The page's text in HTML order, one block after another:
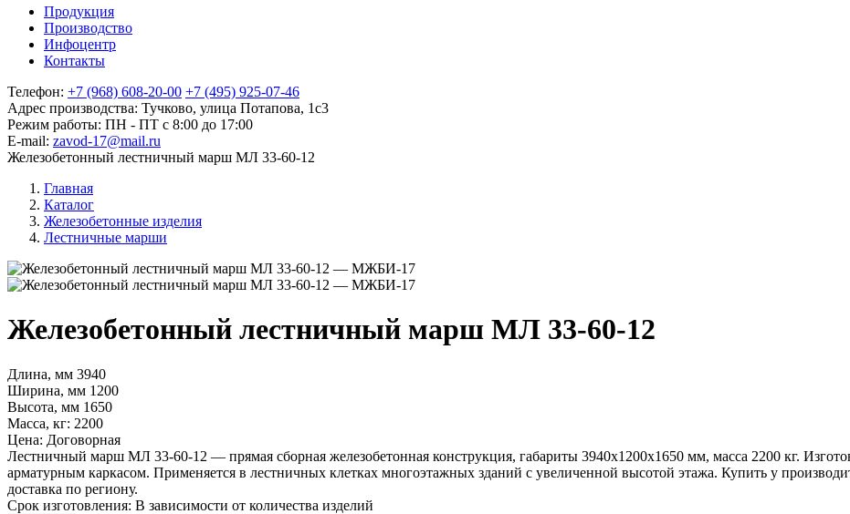
Продукция
Производство
Инфоцентр
Контакты
Телефон: +7 (968) 608-20-00 +7 (495) 925-07-46
Адрес производства: Тучково, улица Потапова, 1с3
Режим работы: ПН - ПТ с 8:00 до 17:00
E-mail: zavod-17@mail.ru
Железобетонный лестничный марш МЛ 33-60-12
Главная
Каталог
Железобетонные изделия
Лестничные марши
Железобетонный лестничный марш МЛ 33-60-12
Длина, мм 3940
Ширина, мм 1200
Высота, мм 1650
Масса, кг: 2200
Цена: Договорная
Лестничный марш МЛ 33-60-12 — прямая сборная железобетонная конструкция, габариты 3940х1200х1650 мм, масса 2200 кг.
арматурным каркасом. Применяется в лестничных клетках многоэтажных зданий с увеличенной высотой этажа. Купить у
доставка по региону.
Срок изготовления: В зависимости от количества изделий